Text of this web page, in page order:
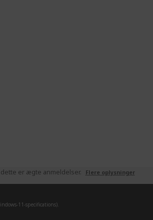
er ægte anmeldelser. Flere oplysninger
11-specifications).